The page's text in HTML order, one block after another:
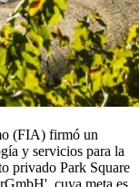
(FIA) firmó un
y servicios para la
privado Park Square
cuya meta es